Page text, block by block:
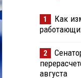
1
Как
2
августа